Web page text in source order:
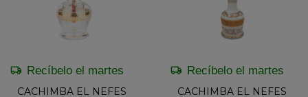
Recíbelo el martes
CACHIMBA EL NEFES
Recíbelo el martes
CACHIMBA EL NEFES